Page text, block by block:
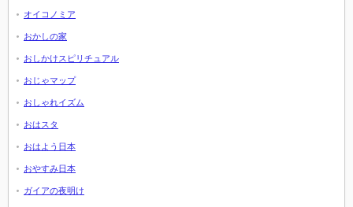
オイコノミア
おかしの家
おしかけスピリチュアル
おじゃマップ
おしゃれイズム
おはスタ
おはよう日本
おやすみ日本
ガイアの夜明け